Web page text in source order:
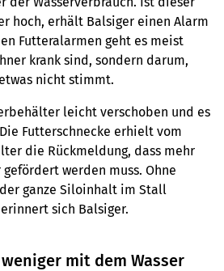
hoch, erhält Balsiger einen Alarm
Futteralarmen geht es meist
krank sind, sondern darum,
nicht stimmt.
leicht verschoben und es
Futterschnecke erhielt vom
die Rückmeldung, dass mehr
werden muss. Ohne
ganze Siloinhalt im Stall
sich Balsiger.
mit dem Wasser